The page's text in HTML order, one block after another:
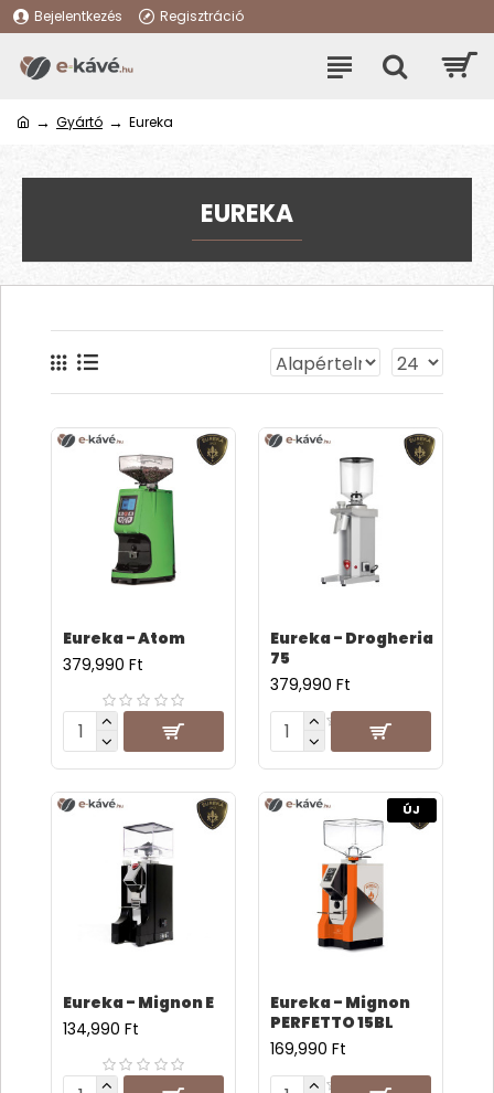
Bejelentkezés Regisztráció
Gyártó Eureka
EUREKA
Eureka - Atom
379,990 Ft
Eureka - Drogheria
75
379,990 Ft
Eureka - Mignon E
134,990 Ft
ÚJ
Eureka - Mignon
PERFETTO 15BL
169,990 Ft